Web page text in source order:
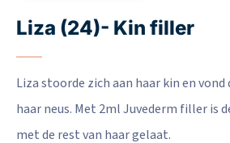
Liza (24)- Kin filler
Liza stoorde zich aan haar kin en
haar neus. Met 2ml Juvederm filler is
met de rest van haar gelaat.